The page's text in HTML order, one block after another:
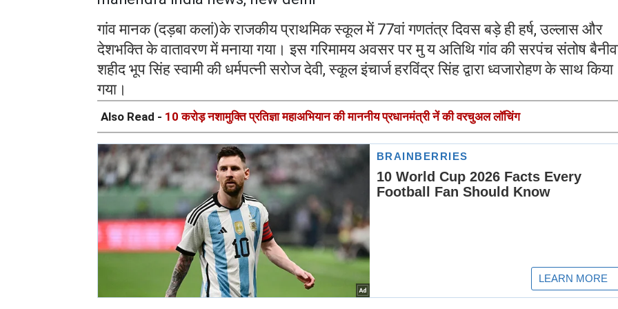
गांव मानक (दड़बा कलां)के राजकीय प्राथमिक स्कूल में 77वां गणतंत्र दिवस बड़े ही हर्ष, उल्लास और
देशभक्ति के वातावरण में मनाया गया। इस गरिमामय अवसर पर मु य अतिथि गांव की सरपंच संतोष
शहीद भूप सिंह स्वामी की धर्मपत्नी सरोज देवी, स्कूल इंचार्ज हरविंद्र सिंह द्वारा ध्वजारोहण के साथ किया
गया।
Also Read - 10 करोड़ नशामुक्ति प्रतिज्ञा महाअभियान की माननीय प्रधानमंत्री नें की वरचुअल लॉचिंग